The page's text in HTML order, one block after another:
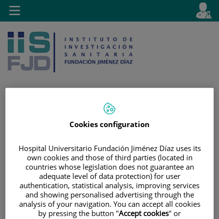
Saltar al contenido
activo
es
Toggle
navigation
Cookies configuration
Hospital Universitario Fundación Jiménez Díaz uses its
own cookies and those of third parties (located in
countries whose legislation does not guarantee an
adequate level of data protection) for user
authentication, statistical analysis, improving services
and showing personalised advertising through the
analysis of your navigation. You can accept all cookies
by pressing the button "Accept cookies" or